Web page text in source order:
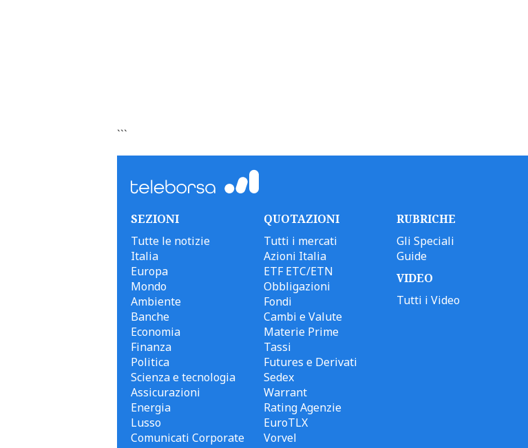
```
SEZIONI
Tutte le notizie
Italia
Europa
Mondo
Ambiente
Banche
Economia
Finanza
Politica
Scienza e tecnologia
Assicurazioni
Energia
Lusso
Comunicati Corporate
QUOTAZIONI
Tutti i mercati
Azioni Italia
ETF ETC/ETN
Obbligazioni
Fondi
Cambi e Valute
Materie Prime
Tassi
Futures e Derivati
Sedex
Warrant
Rating Agenzie
EuroTLX
Vorvel
RUBRICHE
Gli Speciali
Guide
VIDEO
Tutti i Video